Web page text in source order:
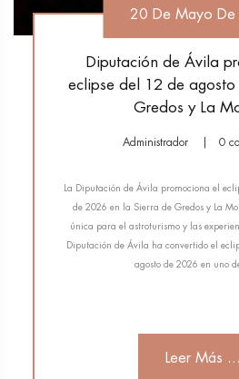
20 De Mayo
Diputación de Ávila
eclipse del 12 de
Gredos y La
Administrador 0
La Diputación de Ávila promociona el
de 2026 en la Sierra de Gredos y La
única para el astroturismo y las
Diputación de Ávila ha convertido el
agosto de 2026 en uno
Leer Más ...